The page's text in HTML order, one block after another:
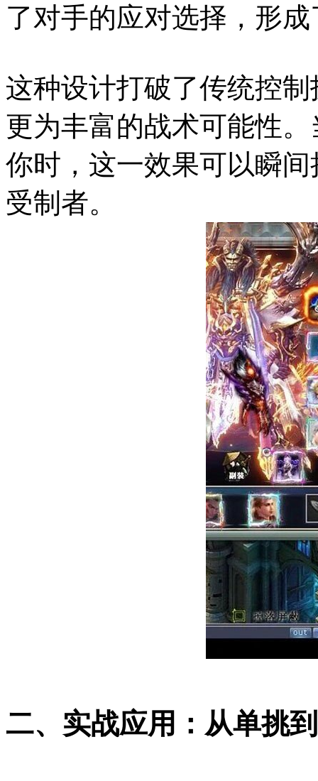
了对手的应对选择，形
这种设计打破了传统控
更为丰富的战术可能性
你时，这一效果可以瞬
受制者。
二、实战应用：从单挑